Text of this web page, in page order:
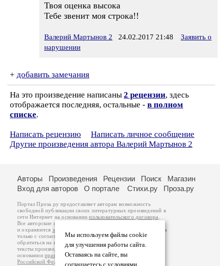
Твоя оценка высока
Тебе звенит моя строка!!
Валерий Мартынов 2 24.02.2017 21:48
Заявить о
нарушении
+ добавить замечания
На это произведение написаны 2 рецензии, здесь
отображается последняя, остальные - в полном
списке.
Написать рецензию
Написать личное сообщение
Другие произведения автора Валерий Мартынов 2
Мы используем файлы cookie
для улучшения работы сайта.
Оставаясь на сайте, вы
соглашаетесь с условиями
Авторы Произведения Рецензии Поиск
Магазин
Вход для авторов
О портале Стихи.ру Проза.ру
Портал Проза.ру предоставляет авторам возможность
свободной публикации своих литературных произведений в
сети Интернет на основаниипользовательского договора
Все авторские права на произведения принадлежат авторам
и охраняются законом
. Перепечатка произведений возможна
только с согласия его автора, к которому вы можете
обратиться на его авторской странице. Ответственность за
тексты произведений авторы несут самостоятельно на
основанииправил публикацииизаконодательства
Российской Федерации